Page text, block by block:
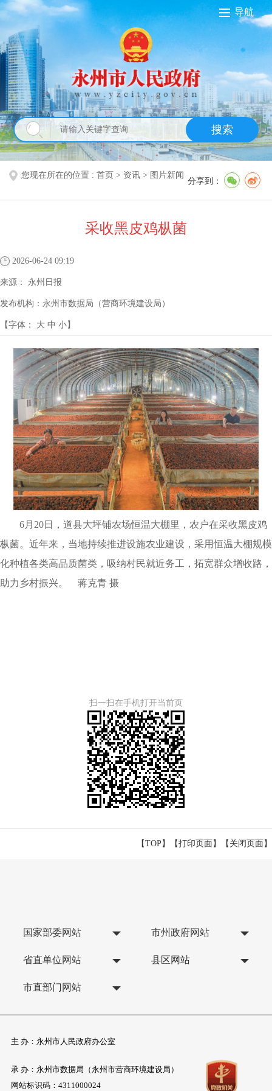
导航
搜索
您现在所在的位置 : 首页 > 资讯 > 图片新闻
分享到：
采收黑皮鸡枞菌
2026-06-24 09:19
来源： 永州日报
发布机构： 永州市数据局（营商环境建设局）
【字体： 大 中 小】
6月20日，道县大坪铺农场恒温大棚里，农户在采收黑皮鸡
枞菌。近年来，当地持续推进设施农业建设，采用恒温大棚规模
化种植各类高品质菌类，吸纳村民就近务工，拓宽群众增收路，
助力乡村振兴。 蒋克青 摄
扫一扫在手机打开当前页
【TOP】 【打印页面】【 关闭页面】
国家部委网站 市州政府网站
省直单位网站 县区网站
市直部门网站
主 办：永州市人民政府办公室
承 办：永州市数据局（永州市营商环境建设局）
网站标识码：4311000024